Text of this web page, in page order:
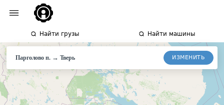
Найти грузы Найти машины
Парголово п.→ Тверь ИЗМЕНИТЬ